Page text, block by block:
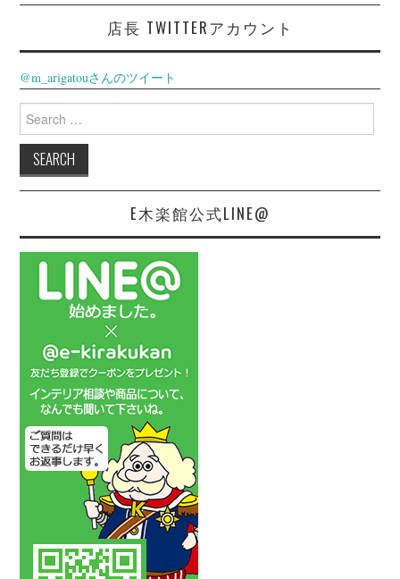
店長 TWITTERアカウント
@m_arigatouさんのツイート
Search
for:
E木楽館公式LINE@